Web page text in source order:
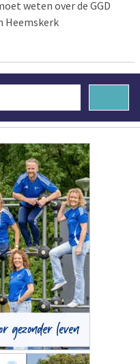
weten over de GGD
Heemskerk